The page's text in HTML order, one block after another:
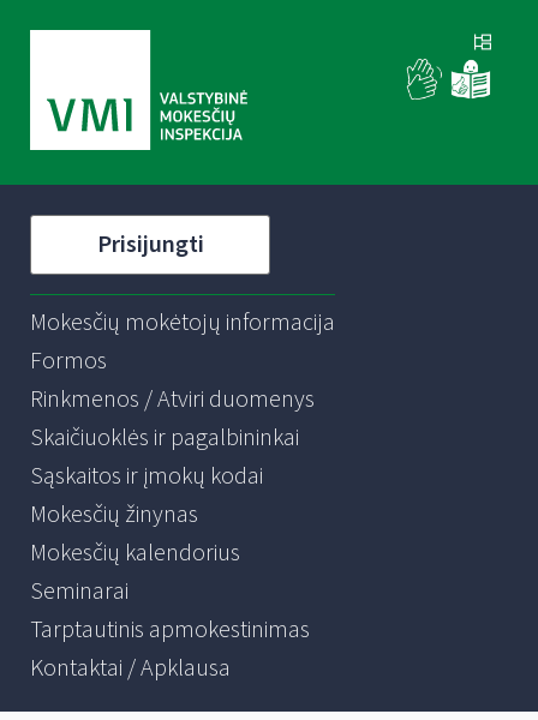
Prisijungti
Mokesčių mokėtojų informacija
Formos
Rinkmenos / Atviri duomenys
Skaičiuoklės ir pagalbininkai
Sąskaitos ir įmokų kodai
Mokesčių žinynas
Mokesčių kalendorius
Seminarai
Tarptautinis apmokestinimas
Kontaktai / Apklausa